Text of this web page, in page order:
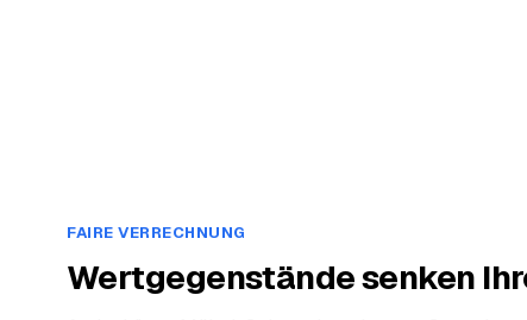
FAIRE VERRECHNUNG
Wertgegenstände senken